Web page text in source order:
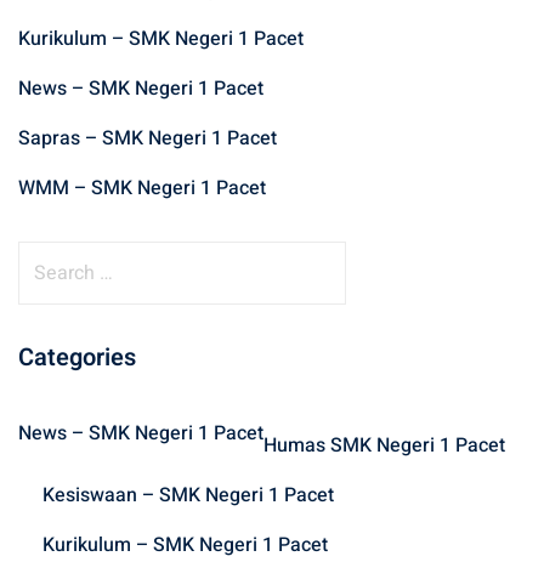
Kurikulum – SMK Negeri 1 Pacet
News – SMK Negeri 1 Pacet
Sapras – SMK Negeri 1 Pacet
WMM – SMK Negeri 1 Pacet
r
f
Categories
News – SMK Negeri 1 PacetHumas SMK Negeri 1 Pacet
Kesiswaan – SMK Negeri 1 Pacet
Kurikulum – SMK Negeri 1 Pacet